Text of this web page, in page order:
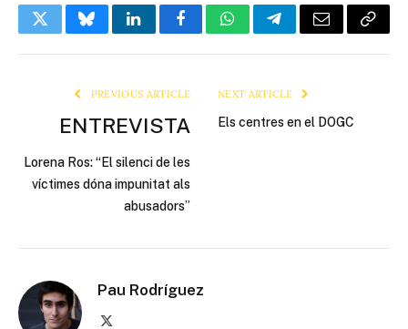
TwitterBlueskyLinkedInFacebookWhatsAppTelegramEmail Copy
PREVIOUS ARTICLE
ENTREVISTA
Lorena Ros: “El silenci de les
víctimes dóna impunitat als
abusadors”
NEXT ARTICLE
Els centres en el DOGC
Pau Rodríguez